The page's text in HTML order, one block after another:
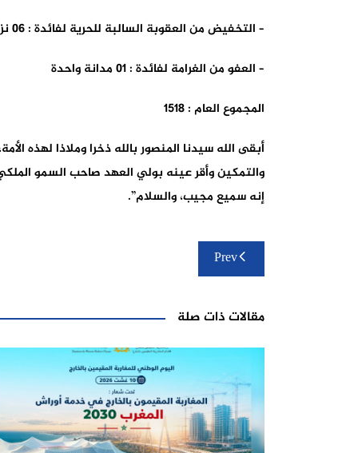
– التخفيض من العقوبة السالبة للحرية لفائدة : 06 نزلاء
– العفو من الغرامة لفائدة : 01 مدانة واحدة
المجموع العام : 1518
أبقى الله سيدنا المنصور بالله ذخرا وملاذا لهذه
والتمكين وأقر عينه بولي العهد صاحب السمو الملكي
إنه سميع مجيب، والسلام”.
تصفّح
المقالات
Prev
مقالات ذات صلة